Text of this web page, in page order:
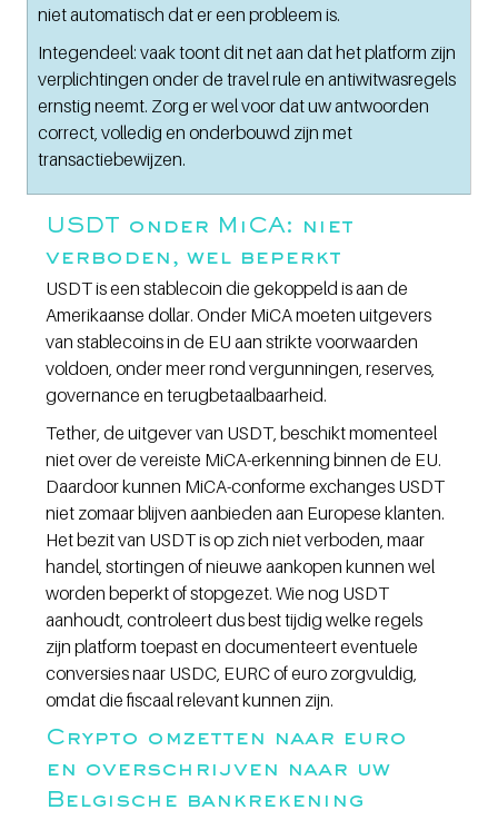
niet automatisch dat er een probleem is.
Integendeel: vaak toont dit net aan dat het platform zijn
verplichtingen onder de travel rule en antiwitwasregels
ernstig neemt. Zorg er wel voor dat uw antwoorden
correct, volledig en onderbouwd zijn met
transactiebewijzen.
USDT onder MiCA: niet
verboden, wel beperkt
USDT is een stablecoin die gekoppeld is aan de
Amerikaanse dollar. Onder MiCA moeten uitgevers
van stablecoins in de EU aan strikte voorwaarden
voldoen, onder meer rond vergunningen, reserves,
governance en terugbetaalbaarheid.
Tether, de uitgever van USDT, beschikt momenteel
niet over de vereiste MiCA-erkenning binnen de EU.
Daardoor kunnen MiCA-conforme exchanges USDT
niet zomaar blijven aanbieden aan Europese klanten.
Het bezit van USDT is op zich niet verboden, maar
handel, stortingen of nieuwe aankopen kunnen wel
worden beperkt of stopgezet. Wie nog USDT
aanhoudt, controleert dus best tijdig welke regels
zijn platform toepast en documenteert eventuele
conversies naar USDC, EURC of euro zorgvuldig,
omdat die fiscaal relevant kunnen zijn.
Crypto omzetten naar euro
en overschrijven naar uw
Belgische bankrekening